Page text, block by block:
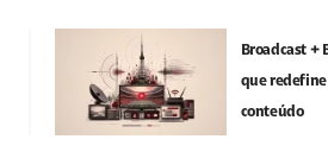
Broadcast +
que
conteúdo